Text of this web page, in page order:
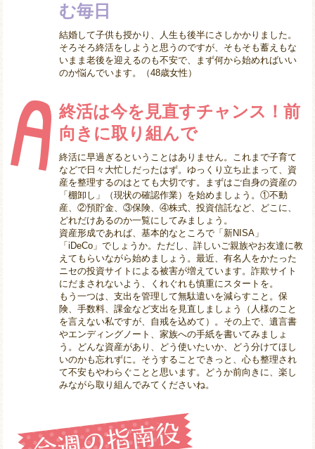
む毎日
結婚して子供も授かり、人生も後半にさしかかりました。
そろそろ終活をしようと思うのですが、そもそも蓄えもな
いまま老後を迎えるのも不安で、まず何から始めればいい
のか悩んでいます。（48歳女性）
終活は今を見直すチャンス！前
向きに取り組んで
終活に早過ぎるということはありません。これまで子育て
などで日々大忙しだったはず。ゆっくり立ち止まって、資
産を整理するのはとても大切です。まずはご自身の資産の
「棚卸し」（現状の確認作業）を始めましょう。①不動
産、②預貯金、③保険、④株式、投資信託など、どこに、
どれだけあるのか一覧にしてみましょう。
資産形成であれば、基本的なところで「新NISA」
「iDeCo」でしょうか。ただし、詳しいご親族やお友達に教
えてもらいながら始めましょう。最近、有名人をかたった
ニセの投資サイトによる被害が増えています。詐欺サイト
にだまされないよう、くれぐれも慎重にスタートを。
もう一つは、支出を管理して無駄遣いを減らすこと。保
険、手数料、課金など支出を見直しましょう（人様のこと
を言えない私ですが、自戒を込めて）。その上で、遺言書
やエンディングノート、家族への手紙を書いてみましょ
う。どんな資産があり、どう使いたいか、どう分けてほし
いのかも忘れずに。そうすることできっと、心も整理され
て不安もやわらぐことと思います。どうか前向きに、楽し
みながら取り組んでみてくださいね。